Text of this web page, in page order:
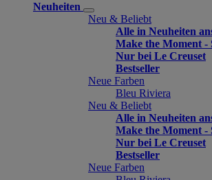
Neuheiten
Neu & Beliebt
Alle in Neuheiten
Make the Moment
Nur bei Le Creuset
Bestseller
Neue Farben
Bleu Riviera
Neu & Beliebt
Alle in Neuheiten
Make the Moment
Nur bei Le Creuset
Bestseller
Neue Farben